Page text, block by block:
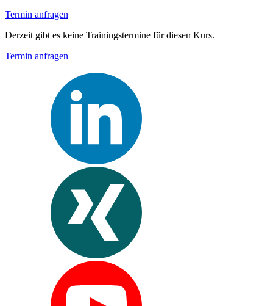
Termin anfragen
Derzeit gibt es keine Trainingstermine für diesen Kurs.
Termin anfragen